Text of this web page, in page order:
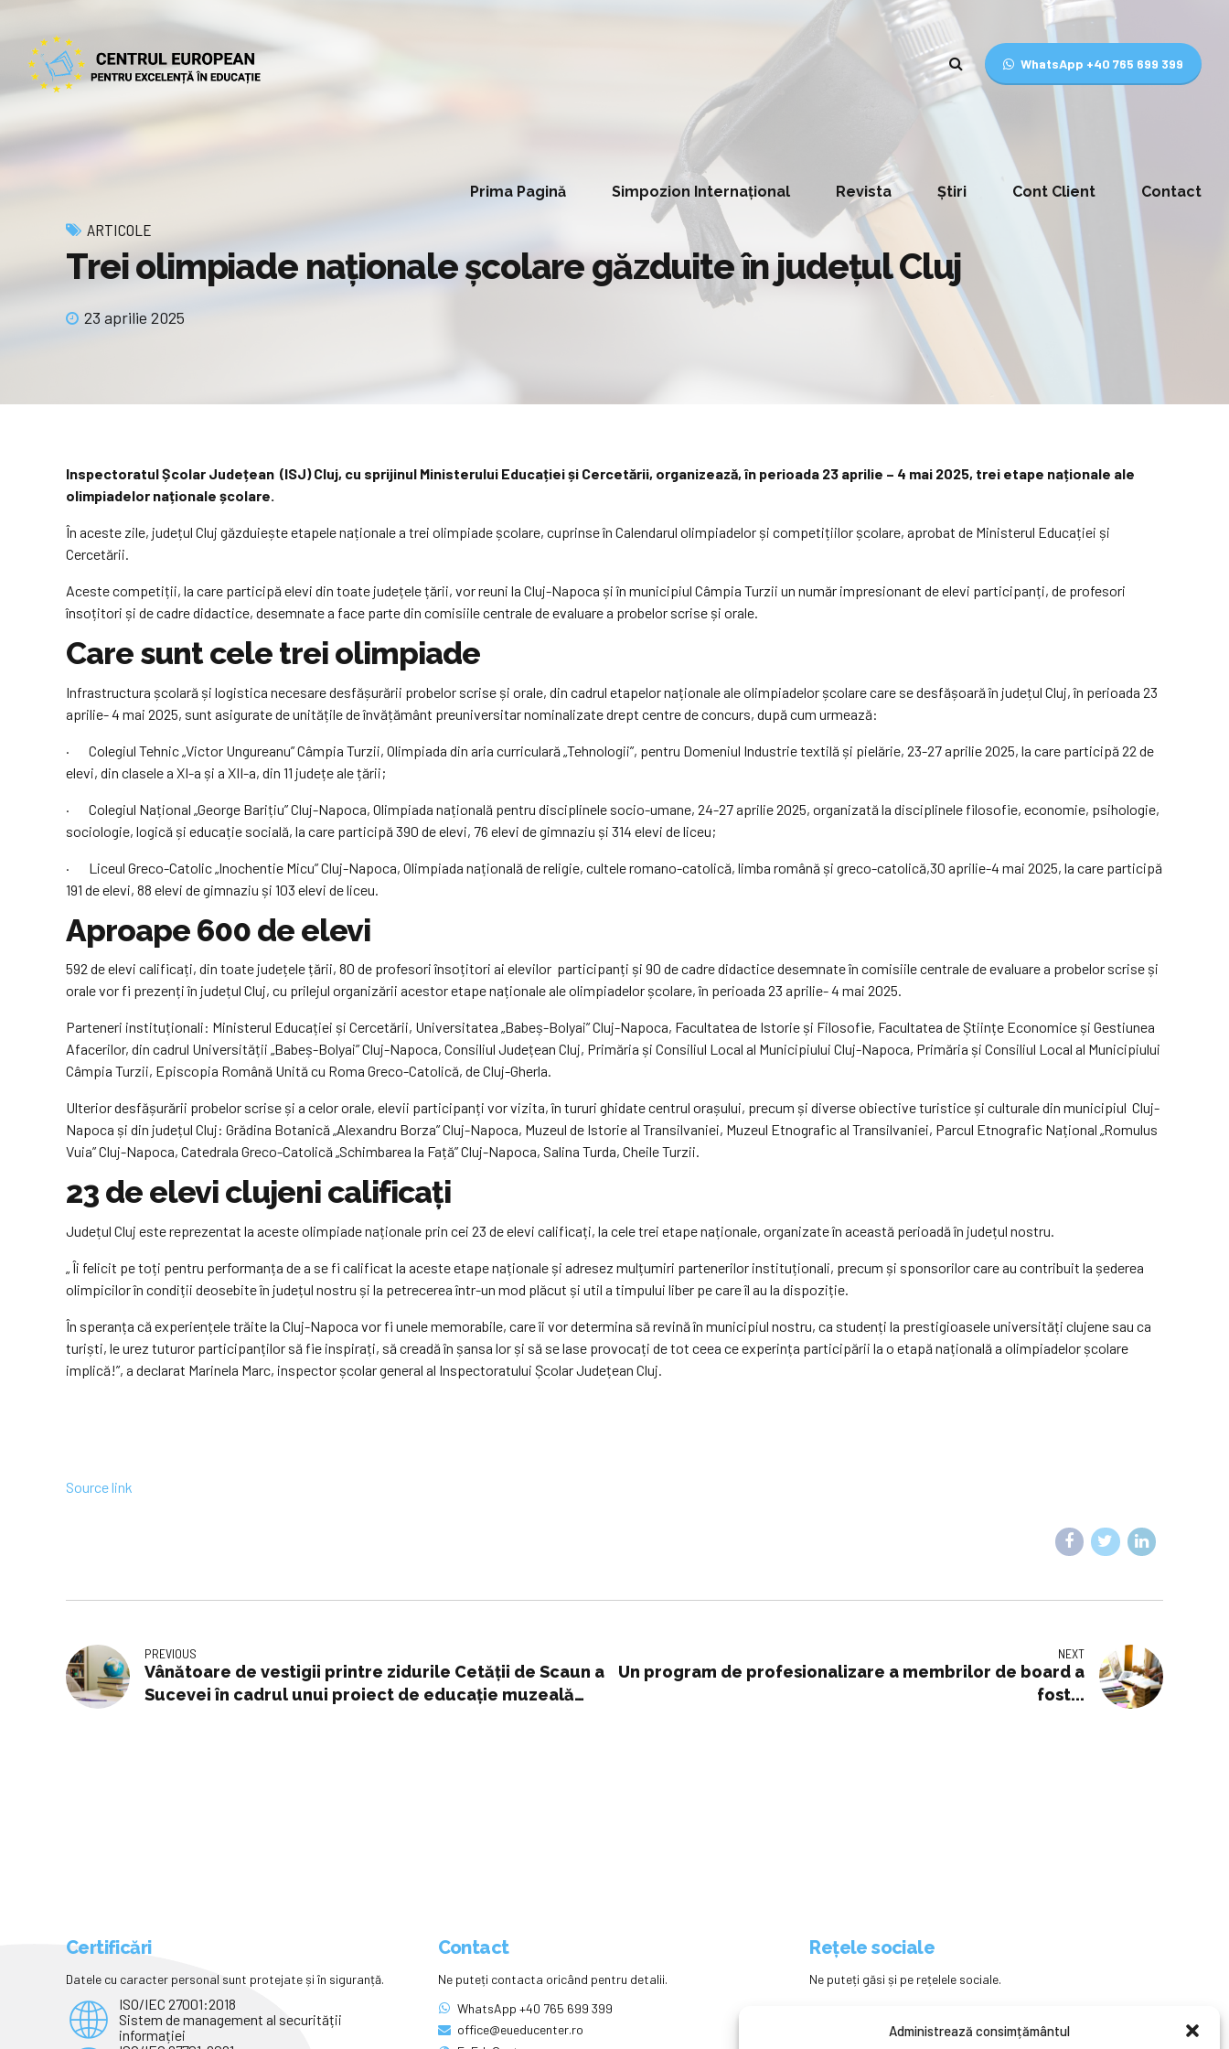
Administrează consimțământul
WhatsApp +40 765 699 399
Prima Pagină Simpozion Internațional Revista Știri Cont Client Contact
ARTICOLE
Trei olimpiade naționale școlare găzduite în județul Cluj
23 aprilie 2025
Inspectoratul Școlar Județean (ISJ) Cluj, cu sprijinul Ministerului Educației și Cercetării, organizează, în perioada 23 aprilie – 4 mai 2025, trei etape naționale ale
olimpiadelor naționale școlare.
În aceste zile, județul Cluj găzduiește etapele naționale a trei olimpiade școlare, cuprinse în Calendarul olimpiadelor și competițiilor școlare, aprobat de Ministerul Educației și
Cercetării.
Aceste competiții, la care participă elevi din toate județele țării, vor reuni la Cluj-Napoca și în municipiul Câmpia Turzii un număr impresionant de elevi participanți, de profesori
însoțitori și de cadre didactice, desemnate a face parte din comisiile centrale de evaluare a probelor scrise și orale.
Care sunt cele trei olimpiade
Infrastructura școlară și logistica necesare desfășurării probelor scrise și orale, din cadrul etapelor naționale ale olimpiadelor școlare care se desfășoară în județul Cluj, în perioada 23
aprilie- 4 mai 2025, sunt asigurate de unitățile de învățământ preuniversitar nominalizate drept centre de concurs, după cum urmează:
· Colegiul Tehnic „Victor Ungureanu” Câmpia Turzii, Olimpiada din aria curriculară „Tehnologii”, pentru Domeniul Industrie textilă și pielărie, 23-27 aprilie 2025, la care participă 22 de
elevi, din clasele a XI-a și a XII-a, din 11 județe ale țării;
· Colegiul Național „George Barițiu” Cluj-Napoca, Olimpiada națională pentru disciplinele socio-umane, 24-27 aprilie 2025, organizată la disciplinele filosofie, economie, psihologie,
sociologie, logică și educație socială, la care participă 390 de elevi, 76 elevi de gimnaziu și 314 elevi de liceu;
· Liceul Greco-Catolic „Inochentie Micu” Cluj-Napoca, Olimpiada națională de religie, cultele romano-catolică, limba română și greco-catolică,30 aprilie-4 mai 2025, la care participă
191 de elevi, 88 elevi de gimnaziu și 103 elevi de liceu.
Aproape 600 de elevi
592 de elevi calificați, din toate județele țării, 80 de profesori însoțitori ai elevilor participanți și 90 de cadre didactice desemnate în comisiile centrale de evaluare a probelor scrise și
orale vor fi prezenți în județul Cluj, cu prilejul organizării acestor etape naționale ale olimpiadelor școlare, în perioada 23 aprilie- 4 mai 2025.
Parteneri instituționali: Ministerul Educației și Cercetării, Universitatea „Babeș-Bolyai” Cluj-Napoca, Facultatea de Istorie și Filosofie, Facultatea de Științe Economice și Gestiunea
Afacerilor, din cadrul Universității „Babeș-Bolyai” Cluj-Napoca, Consiliul Județean Cluj, Primăria și Consiliul Local al Municipiului Cluj-Napoca, Primăria și Consiliul Local al Municipiului
Câmpia Turzii, Episcopia Română Unită cu Roma Greco-Catolică, de Cluj-Gherla.
Ulterior desfășurării probelor scrise și a celor orale, elevii participanți vor vizita, în tururi ghidate centrul orașului, precum și diverse obiective turistice și culturale din municipiul Cluj-
Napoca și din județul Cluj: Grădina Botanică „Alexandru Borza” Cluj-Napoca, Muzeul de Istorie al Transilvaniei, Muzeul Etnografic al Transilvaniei, Parcul Etnografic Național „Romulus
Vuia” Cluj-Napoca, Catedrala Greco-Catolică „Schimbarea la Față” Cluj-Napoca, Salina Turda, Cheile Turzii.
23 de elevi clujeni calificați
Județul Cluj este reprezentat la aceste olimpiade naționale prin cei 23 de elevi calificați, la cele trei etape naționale, organizate în această perioadă în județul nostru.
„ Îi felicit pe toți pentru performanța de a se fi calificat la aceste etape naționale și adresez mulțumiri partenerilor instituționali, precum și sponsorilor care au contribuit la șederea
olimpicilor în condiții deosebite în județul nostru și la petrecerea într-un mod plăcut și util a timpului liber pe care îl au la dispoziție.
În speranța că experiențele trăite la Cluj-Napoca vor fi unele memorabile, care îi vor determina să revină în municipiul nostru, ca studenți la prestigioasele universități clujene sau ca
turiști, le urez tuturor participanților să fie inspirați, să creadă în șansa lor și să se lase provocați de tot ceea ce experința participării la o etapă națională a olimpiadelor școlare
implică!”, a declarat Marinela Marc, inspector școlar general al Inspectoratului Școlar Județean Cluj.
Source link
PREVIOUS
Vânătoare de vestigii printre zidurile Cetății de Scaun a
Sucevei în cadrul unui proiect de educație muzeală
NEXT
Un program de profesionalizare a membrilor de board a
fost...
Certificări
Datele cu caracter personal sunt protejate și în siguranță.
ISO/IEC 27001:2018
Sistem de management al securității
informației
Contact
Ne puteți contacta oricând pentru detalii.
WhatsApp +40 765 699 399
office@eueducenter.ro
Rețele sociale
Ne puteți găsi și pe rețelele sociale.